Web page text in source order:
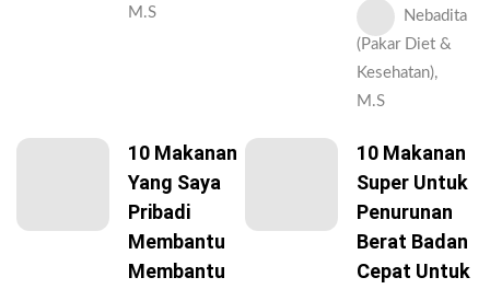
M.S
Nebadita
(Pakar Diet &
Kesehatan),
M.S
10 Makanan
Yang Saya
Pribadi
Membantu
Membantu
10 Makanan
Super Untuk
Penurunan
Berat Badan
Cepat Untuk